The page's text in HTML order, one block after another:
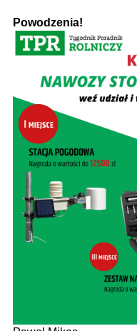
Powodzenia!